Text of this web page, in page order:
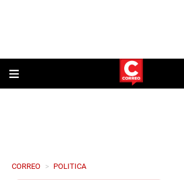
CORREO > POLITICA